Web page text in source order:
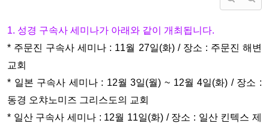
1. 성경 구속사 세미나가 아래와 같이 개최됩니다.
* 주문진 구속사 세미나 : 11월 27일(화) / 장소 : 주문진 해변
교회
* 일본 구속사 세미나 : 12월 3일(월) ~ 12월 4일(화) / 장소 :
동경 오챠노미즈 그리스도의 교회
* 일산 구속사 세미나 : 12월 11일(화) / 장소 : 일산 킨텍스 제